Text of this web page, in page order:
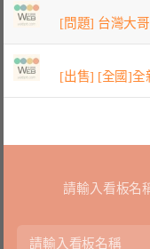
[問題] 台灣大
[出售] [全國]全
請輸入看板名